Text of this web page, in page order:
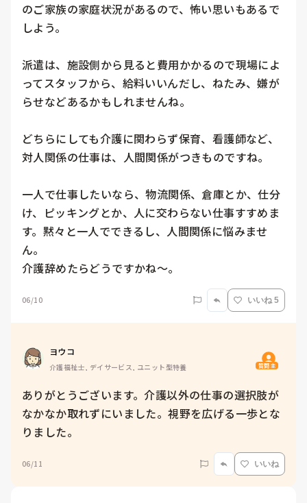
のご家族の家庭状況があるので、怖い思いもあるで
しよう。
派遣は、施設側から見ると費用かかるので現場によ
ってスタッフから、給料いいんだし、ねたみ、嫌が
らせなどあるかもしれませんね。
どちらにしても介護に関わらず保育、看護師など、
対人関係の仕事は、人間関係がつきものですね。
一人で仕事したいなら、物流関係、倉庫とか、仕分
け、ピッキングとか、人に交わらない仕事すすめま
す。黙々と一人でできるし、人間関係に悩みませ
ん。
介護辞めたらどうですかね〜。
06/10 いいね 5
ヨウコ
介護福祉士, デイサービス, ユニット型特養 質問主
ありがとうございます。介護以外の仕事の選択肢が
なかなか取れずにいました。視野を広げる一歩とな
りました。
06/11 いいね